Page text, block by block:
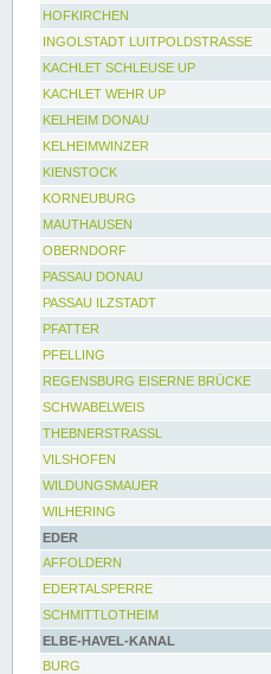
HOFKIRCHEN
INGOLSTADT LUITPOLDSTRASSE
KACHLET SCHLEUSE UP
KACHLET WEHR UP
KELHEIM DONAU
KELHEIMWINZER
KIENSTOCK
KORNEUBURG
MAUTHAUSEN
OBERNDORF
PASSAU DONAU
PASSAU ILZSTADT
PFATTER
PFELLING
REGENSBURG EISERNE BRÜCKE
SCHWABELWEIS
THEBNERSTRASSL
VILSHOFEN
WILDUNGSMAUER
WILHERING
EDER
AFFOLDERN
EDERTALSPERRE
SCHMITTLOTHEIM
ELBE-HAVEL-KANAL
BURG